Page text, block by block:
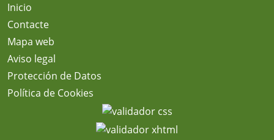
Inicio
Contacte
Mapa web
Aviso legal
Protección de Datos
Política de Cookies